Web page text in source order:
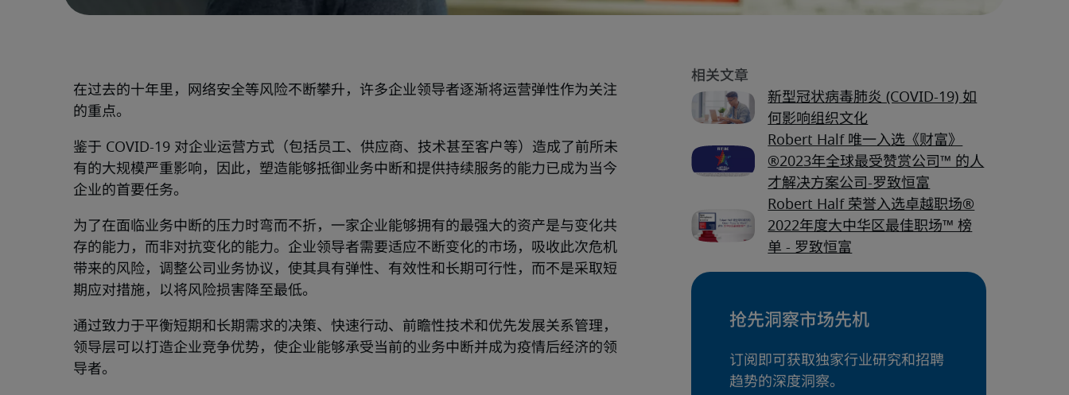
在过去的十年里，网络安全等风险不断攀升，许多企业领导者逐渐将运营弹性作为关注
的重点。
鉴于 COVID-19 对企业运营方式（包括员工、供应商、技术甚至客户等）造成了前所未
有的大规模严重影响，因此，塑造能够抵御业务中断和提供持续服务的能力已成为当今
企业的首要任务。
为了在面临业务中断的压力时弯而不折，一家企业能够拥有的最强大的资产是与变化共
存的能力，而非对抗变化的能力。企业领导者需要适应不断变化的市场，吸收此次危机
带来的风险，调整公司业务协议，使其具有弹性、有效性和长期可行性，而不是采取短
期应对措施，以将风险损害降至最低。
通过致力于平衡短期和长期需求的决策、快速行动、前瞻性技术和优先发展关系管理，
领导层可以打造企业竞争优势，使企业能够承受当前的业务中断并成为疫情后经济的领
导者。
新型冠状病毒肺炎 (COVID-19) 如
何影响组织文化
Robert Half 唯一入选《财富》
®2023年全球最受赞赏公司™ 的人
才解决方案公司-罗致恒富
Robert Half 荣誉入选卓越职场®
2022年度大中华区最佳职场™ 榜
单 - 罗致恒富